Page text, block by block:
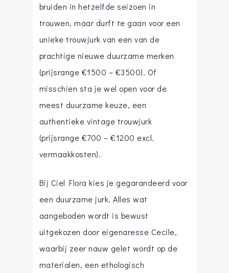
bruiden in hetzelfde seizoen in
trouwen, maar durft te gaan voor een
unieke trouwjurk van een van de
prachtige nieuwe duurzame merken
(prijsrange €1500 – €3500). Of
misschien sta je wel open voor de
meest duurzame keuze, een
authentieke vintage trouwjurk
(prijsrange €700 – €1200 excl.
vermaakkosten).
Bij Ciel Flora kies je gegarandeerd voor
een duurzame jurk. Alles wat
aangeboden wordt is bewust
uitgekozen door eigenaresse Cecile,
waarbij zeer nauw gelet wordt op de
materialen, een ethologisch